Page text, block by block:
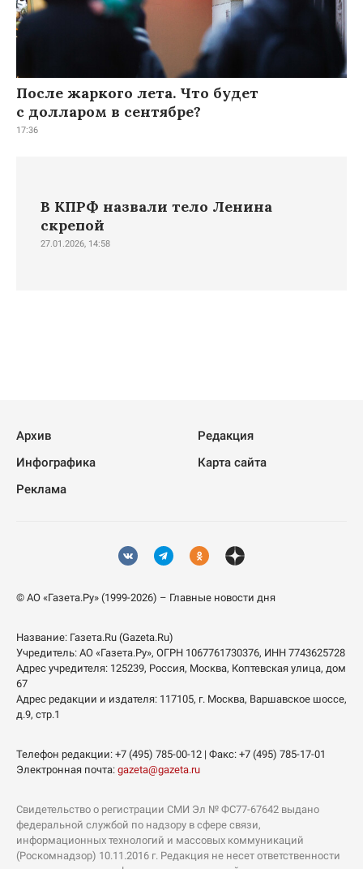
После жаркого лета. Что будет
с долларом в сентябре?
17:36
В КПРФ назвали тело Ленина
скрепой
27.01.2026, 14:58
Архив
Редакция
Инфографика
Карта сайта
Реклама
© АО «Газета.Ру» (1999-2026) – Главные новости дня
Название: Газета.Ru (Gazeta.Ru)
Учредитель: АО «Газета.Ру», ОГРН 1067761730376, ИНН 7743625728
Адрес учредителя: 125239, Россия, Москва, Коптевская улица, дом
67
Адрес редакции и издателя: 117105, г. Москва, Варшавское шоссе,
д.9, стр.1
Телефон редакции: +7 (495) 785-00-12 | Факс: +7 (495) 785-17-01
Электронная почта: gazeta@gazeta.ru
Свидетельство о регистрации СМИ Эл № ФС77-67642 выдано
федеральной службой по надзору в сфере связи,
информационных технологий и массовых коммуникаций
(Роскомнадзор) 10.11.2016 г. Редакция не несет ответственности